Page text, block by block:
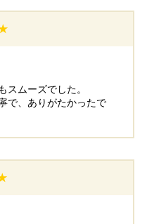
スムーズでした。
で、ありがたかったで